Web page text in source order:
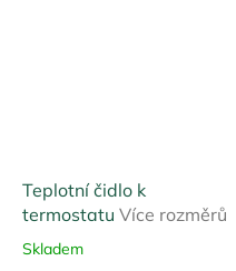
Teplotní čidlo k
termostatu Více rozměrů
Skladem